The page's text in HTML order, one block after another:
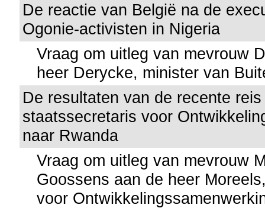
De reactie van België na de
Ogonie-activisten in Nigeria
Vraag om uitleg van mevrouw
heer Derycke, minister van
De resultaten van de recente
staatssecretaris voor
naar Rwanda
Vraag om uitleg van mevrouw
Goossens aan de heer
voor